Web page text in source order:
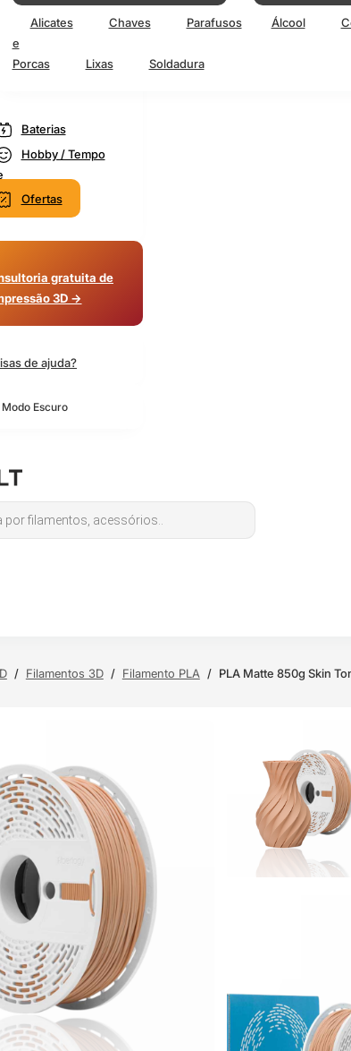
Alicates Chaves
Parafusos
e
Porcas
Lixas Soldadura
Álcool
Baterias
Hobby / Tempo
Ofertas
gratuita de
3D →
de ajuda?
Escuro
/ Filamentos 3D / Filamento PLA / PLA Matte 850g Skin